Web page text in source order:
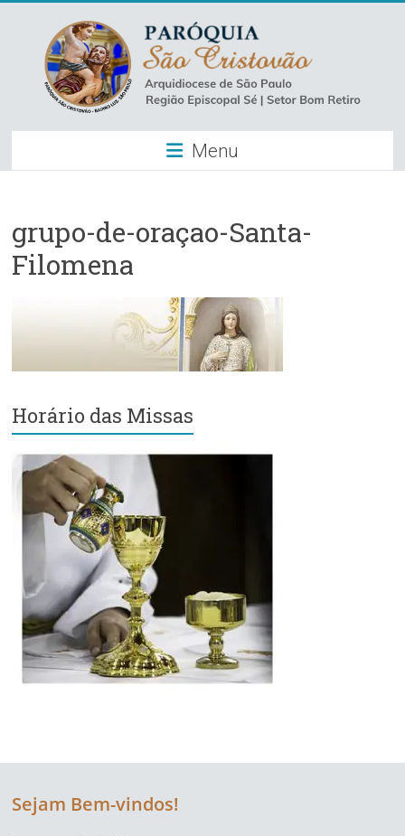
content
Paróquia
São
–
Luz
Paulo
Região
Episcopal
Sé
–
Setor
Bom
Retiro
Menu
grupo-de-oraçao-Santa-
Filomena
Horário das Missas
Sejam Bem-vindos!